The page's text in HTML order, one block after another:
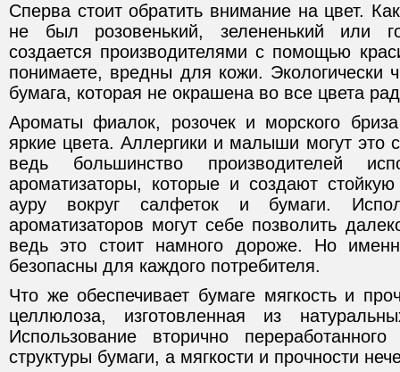
Сперва стоит обратить внимание на цвет.
не был розовенький, зелененький или
создается производителями с помощью
понимаете, вредны для кожи. Экологически
бумага, которая не окрашена во все цвета
Ароматы фиалок, розочек и морского
яркие цвета. Аллергики и малыши могут это
ведь большинство производителей
ароматизаторы, которые и создают
ауру вокруг салфеток и бумаги.
ароматизаторов могут себе позволить
ведь это стоит намного дороже. Но
безопасны для каждого потребителя.
Что же обеспечивает бумаге мягкость и
целлюлоза, изготовленная из
Использование вторично
структуры бумаги, а мягкости и прочности